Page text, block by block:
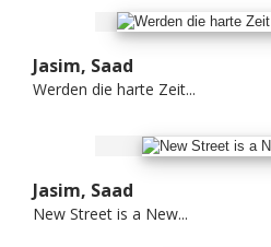
Jasim, Saad
Werden die harte Zeit...
Jasim, Saad
New Street is a New...